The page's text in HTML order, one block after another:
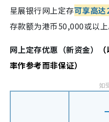
星展银行网上定存可享高
存款额为港币50,000或以上
网上定存优惠（新资金）
率作参考而非保证）